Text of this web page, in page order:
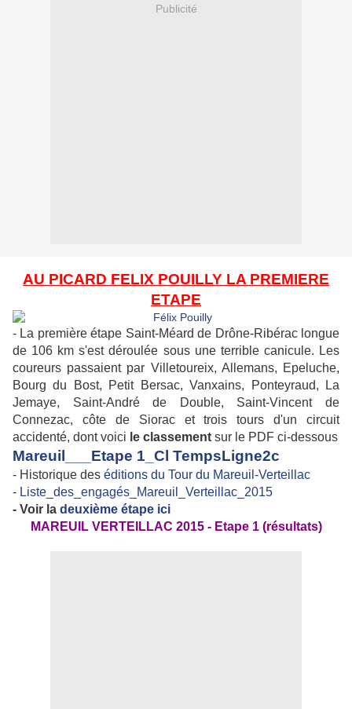
Publicité
AU PICARD FELIX POUILLY LA PREMIERE
ETAPE
- La première étape Saint-Méard de Drône-Ribérac longue
de 106 km s'est déroulée sous une terrible canicule. Les
coureurs passaient par Villetoureix, Allemans, Epeluche,
Bourg du Bost, Petit Bersac, Vanxains, Ponteyraud, La
Jemaye, Saint-André de Double, Saint-Vincent de
Connezac, côte de Siorac et trois tours d'un circuit
accidenté, dont voici le classement sur le PDF ci-dessous
Mareuil___Etape 1_Cl TempsLigne2c
- Historique des éditions du Tour du Mareuil-Verteillac
- Liste_des_engagés_Mareuil_Verteillac_2015
- Voir la deuxième étape ici
MAREUIL VERTEILLAC 2015 - Etape 1 (résultats)